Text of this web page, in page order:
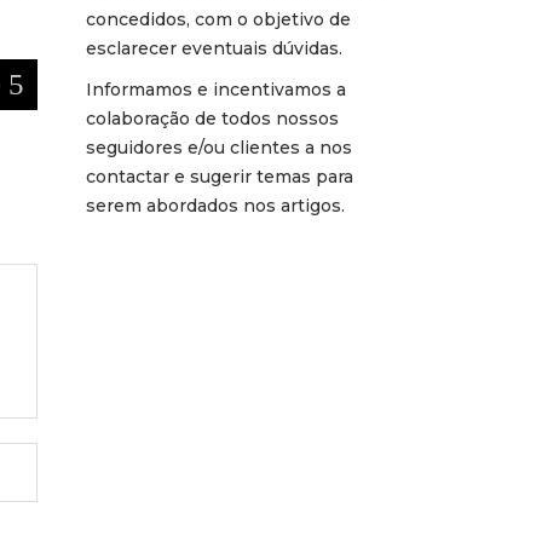
concedidos, com o objetivo de
esclarecer eventuais dúvidas.
Informamos e incentivamos a
colaboração de todos nossos
seguidores e/ou clientes a nos
contactar e sugerir temas para
serem abordados nos artigos.